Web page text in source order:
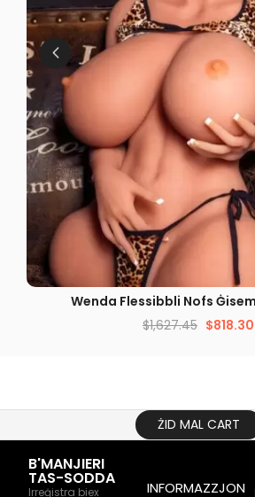
DEHRA MGĦAĠĠLA
Wenda Flessibbli Nofs
$1,627.45 $818.30
ŻID MAL CART
B'MANJIERI
TAS-SODDA
Irreġistra biex
INFORMAZZJONI